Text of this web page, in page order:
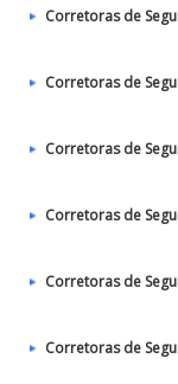
Corretoras de
Corretoras de
Corretoras de
Corretoras de
Corretoras de
Corretoras de